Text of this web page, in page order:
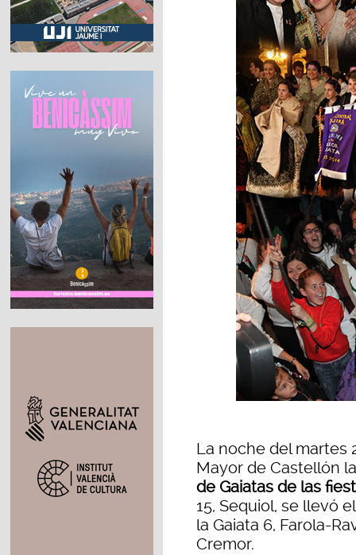
La noche del martes
Mayor de Castellón
de Gaiatas de las
15, Sequiol, se llevó
la Gaiata 6, Farola-
Cremor.